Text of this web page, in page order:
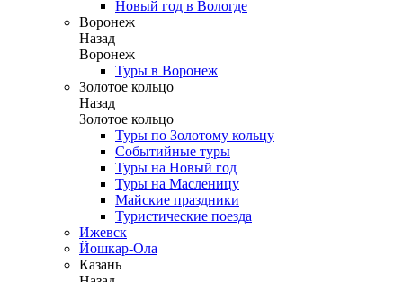
Новый год в Вологде
Воронеж
Назад
Воронеж
Туры в Воронеж
Золотое кольцо
Назад
Золотое кольцо
Туры по Золотому кольцу
Событийные туры
Туры на Новый год
Туры на Масленицу
Майские праздники
Туристические поезда
Ижевск
Йошкар-Ола
Казань